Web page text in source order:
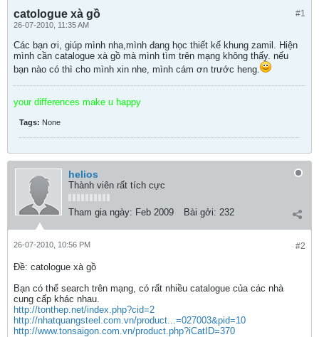
#1
catologue xà gồ
26-07-2010, 11:35 AM
Các bạn ơi, giúp mình nha,mình đang học thiết kế khung zamil. Hiện
mình cần catalogue xà gồ mà mình tìm trên mạng không thấy. nếu
bạn nào có thì cho mình xin nhe, mình cám ơn trước heng.
your differences make u happy
Tags: None
helios
Thành viên rất tích cực
Tham gia ngày: Feb 2009 Bài gởi: 232
#2
26-07-2010, 10:56 PM
Ðề: catologue xà gồ
Bạn có thể search trên mạng, có rất nhiều catalogue của các nhà
cung cấp khác nhau.
http://tonthep.net/index.php?cid=2
http://nhatquangsteel.com.vn/product...=027003&pid=10
http://www.tonsaigon.com.vn/product.php?iCatID=370